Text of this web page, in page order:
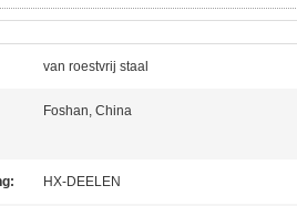
van roestvrij staal
Foshan, China
HX-DEELEN